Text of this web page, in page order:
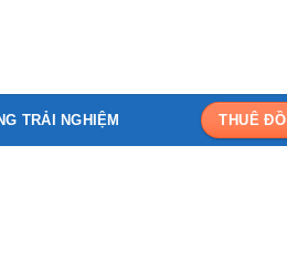
TRẢI NGHIỆM THUÊ ĐỒ